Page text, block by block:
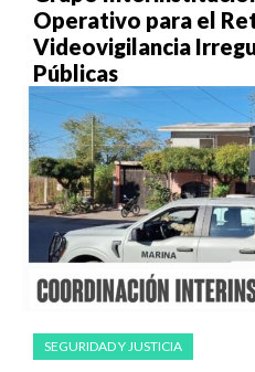
Operativo para el
Videovigilancia
Públicas
SEGURIDAD Y JUSTICIA